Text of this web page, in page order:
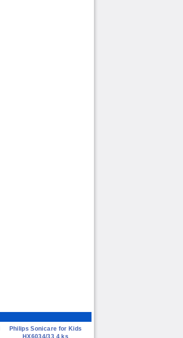
Philips Sonicare for Kids